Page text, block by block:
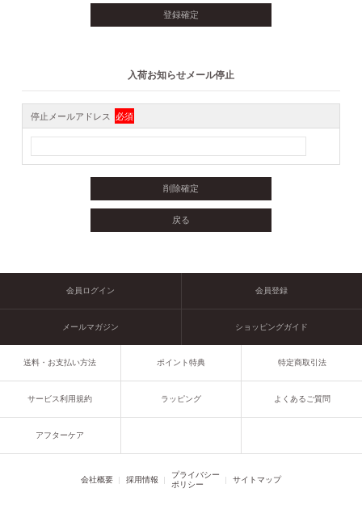
入荷お知らせメール停止
停止メールアドレス 必須
会員ログイン 会員登録
メールマガジン ショッピングガイド
送料・お支払い方法 ポイント特典 特定商取引法
サービス利用規約 ラッピング よくあるご質問
アフターケア
会社概要 採用情報
プライバシー
ポリシー
サイトマップ